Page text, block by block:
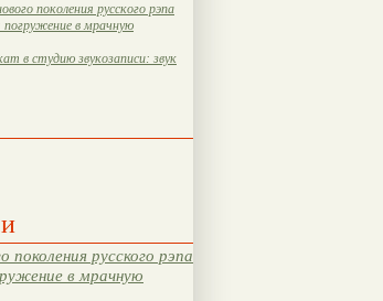
поколения русского рэпа
погружение в мрачную
в студию звукозаписи: звук
поколения русского рэпа
в мрачную